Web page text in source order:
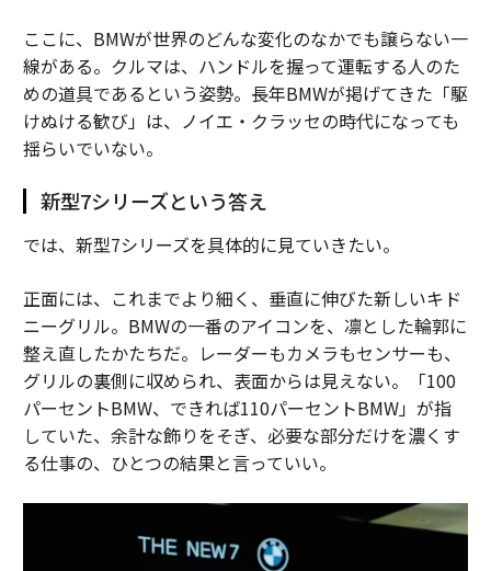
ここに、BMWが世界のどんな変化のなかでも譲らない一
線がある。クルマは、ハンドルを握って運転する人のた
めの道具であるという姿勢。長年BMWが掲げてきた「駆
けぬける歓び」は、ノイエ・クラッセの時代になっても
揺らいでいない。
新型7シリーズという答え
では、新型7シリーズを具体的に見ていきたい。
正面には、これまでより細く、垂直に伸びた新しいキド
ニーグリル。BMWの一番のアイコンを、凛とした輪郭に
整え直したかたちだ。レーダーもカメラもセンサーも、
グリルの裏側に収められ、表面からは見えない。「100
パーセントBMW、できれば110パーセントBMW」が指
していた、余計な飾りをそぎ、必要な部分だけを濃くす
る仕事の、ひとつの結果と言っていい。